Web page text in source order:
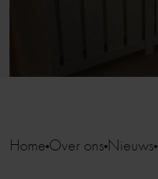
Home Over ons Nieuws